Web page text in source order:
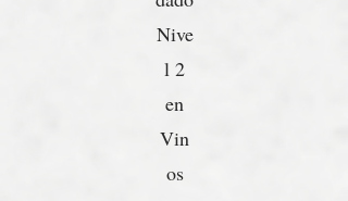
Nive
l 2
en
Vin
os